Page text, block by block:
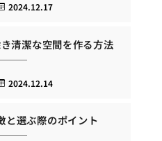
2024.12.17
清潔な空間を作る方法
2024.12.14
と選ぶ際のポイント